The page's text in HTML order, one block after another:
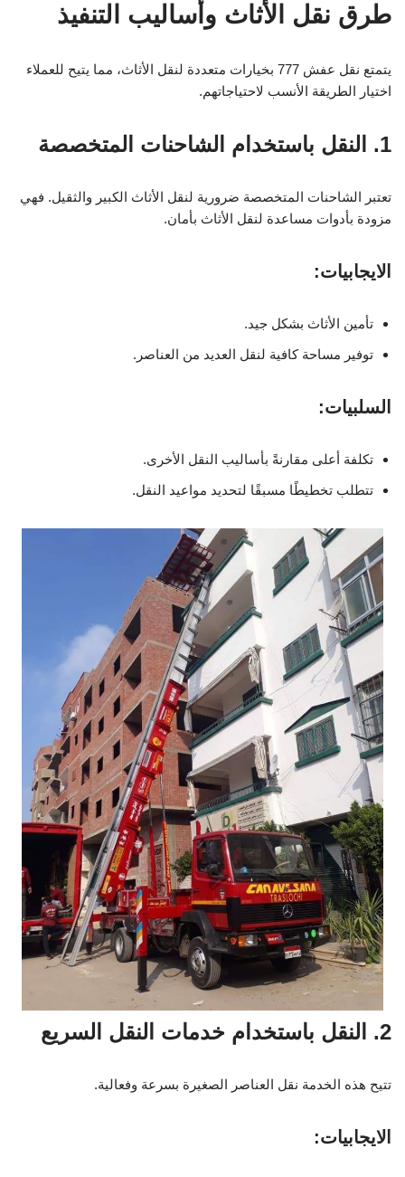
طرق نقل الأثاث وأساليب التنفيذ
يتمتع نقل عفش 777 بخيارات متعددة لنقل الأثاث، مما يتيح للعملاء
اختيار الطريقة الأنسب لاحتياجاتهم.
1. النقل باستخدام الشاحنات المتخصصة
تعتبر الشاحنات المتخصصة ضرورية لنقل الأثاث الكبير والثقيل. فهي
مزودة بأدوات مساعدة لنقل الأثاث بأمان.
الايجابيات:
تأمين الأثاث بشكل جيد.
توفير مساحة كافية لنقل العديد من العناصر.
السلبيات:
تكلفة أعلى مقارنةً بأساليب النقل الأخرى.
تتطلب تخطيطًا مسبقًا لتحديد مواعيد النقل.
2. النقل باستخدام خدمات النقل السريع
تتيح هذه الخدمة نقل العناصر الصغيرة بسرعة وفعالية.
الايجابيات: